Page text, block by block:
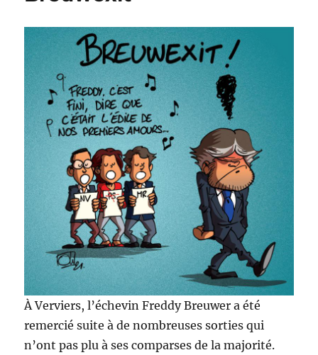
À Verviers, l’échevin Freddy Breuwer a été
remercié suite à de nombreuses sorties qui
n’ont pas plu à ses comparses de la majorité.